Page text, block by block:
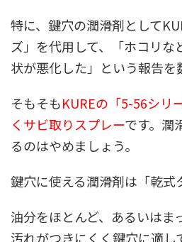
特に、鍵穴の潤滑剤として
ズ」を代用して、「ホコリな
状が悪化した」という報告を
そもそもKUREの「5-56シリ
くサビ取りスプレーです。潤
るのはやめましょう。
鍵穴に使える潤滑剤は「乾式
油分をほとんど、あるいはま
汚れがつきにくく鍵穴に適し